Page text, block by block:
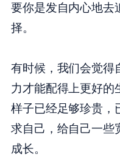
要你是发自内心地去
择。
有时候，我们会觉得
力才能配得上更好的
样子已经足够珍贵，
求自己，给自己一些
成长。